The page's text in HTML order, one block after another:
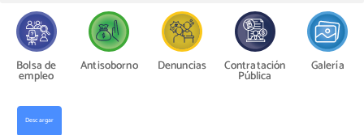
Bolsa de
empleo
Antisoborno Denuncias Contratación
Pública
Galería
Descargar